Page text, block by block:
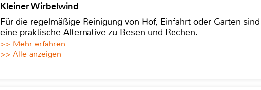
Kleiner Wirbelwind
Für die regelmäßige Reinigung von Hof, Einfahrt oder Garten
eine praktische Alternative zu Besen und Rechen.
>> Mehr erfahren
>> Alle anzeigen